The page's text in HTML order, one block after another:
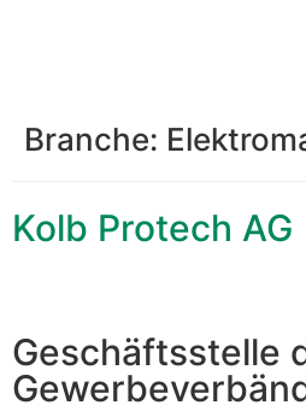
Branche:
Kolb Protech AG
Geschäftsstelle